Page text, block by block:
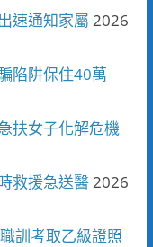
速通知家屬 2026
陷阱保住40萬
扶女子化解危機
救援急送醫2026
訓考取乙級證照